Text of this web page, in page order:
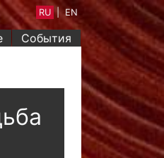
События
RU EN